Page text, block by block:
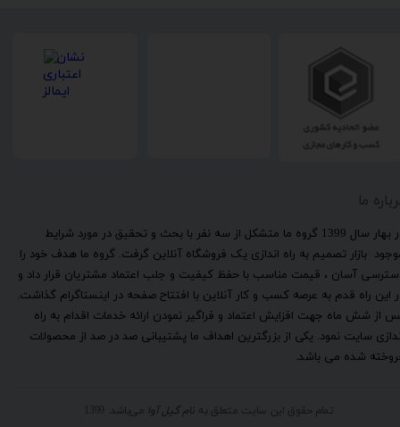
ما
​در بهار سال 1399 گروه ما متشکل از سه نفر با بحث و تحقیق در مورد شرایط
بازار تصمیم به راه اندازی یک فروشگاه آنلاین گرفت. گروه ما هدف خود را
آسان ، قیمت مناسب با حفظ کیفیت و جلب اعتماد مشتریان قرار داد و
این راه قدم به عرصه کسب و کار آنلاین با افتتاح صفحه در اینستاگرام گذاشت.
از شش ماه جهت افزایش اعتماد و فراگیر نمودن ارائه خدمات اقدام به راه
سایت نمود. یکی از بزرگترین اهداف ما پشتیبانی صد در صد از محصولات
شده می باشد.
تمام حقوق این سایت متعلق به نام گیل آوا می‌باشد. 1399